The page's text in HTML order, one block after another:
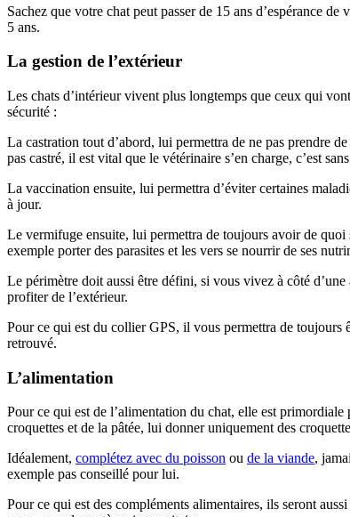
Sachez que votre chat peut passer de 15 ans d’espérance
5 ans.
La gestion de l’extérieur
Les chats d’intérieur vivent plus longtemps que ceux qui
sécurité :
La castration tout d’abord, lui permettra de ne pas prendre
pas castré, il est vital que le vétérinaire s’en charge, c’est
La vaccination ensuite, lui permettra d’éviter certaines
à jour.
Le vermifuge ensuite, lui permettra de toujours avoir de quoi
exemple porter des parasites et les vers se nourrir de ses
Le périmètre doit aussi être défini, si vous vivez à côté
profiter de l’extérieur.
Pour ce qui est du collier GPS, il vous permettra de toujours
retrouvé.
L’alimentation
Pour ce qui est de l’alimentation du chat, elle est
croquettes et de la pâtée, lui donner uniquement des
Idéalement, complétez avec du poisson ou de la viande,
exemple pas conseillé pour lui.
Pour ce qui est des compléments alimentaires, ils seront